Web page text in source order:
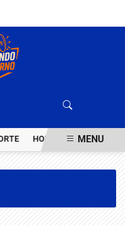
HOMEM INVESTIGADO POR
MENU